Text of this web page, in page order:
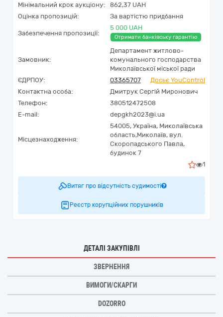
Мінімальний крок аукціону:
862,37 UAH
Оцінка пропозицій:
За вартістю придбання
Забезпечення пропозиції:
5 000 UAH
Отримати банківську гарантію
Замовник:
Департамент житлово-
комунального господарства
Миколаївської міської ради
ЄДРПОУ:
03365707
Досьє YouControl
Контактна особа:
Дмитрук Сергій Миронович
Телефон:
380512472508
E-mail:
depgkh2023@i.ua
Місцезнаходження:
54005, Україна, Миколаївська
область,Миколаїв, вул.
Скоропадського Павла,
будинок 7
1
Витяг про відсутність судимості
Реєстр корупційних порушників
ДЕТАЛІ ЗАКУПІВЛІ
ЗВЕРНЕННЯ
ВИМОГИ/СКАРГИ
DOZORRO